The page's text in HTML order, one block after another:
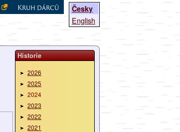
Česky
English
Kruh dárců
Historie
2026
2025
2024
2023
2022
2021